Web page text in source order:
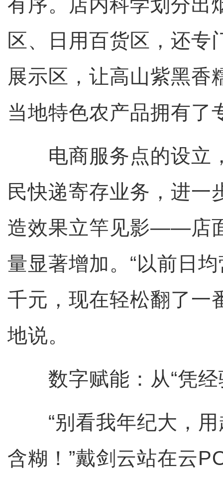
区、日用百货区，还专
展示区，让高山紫黑香
当地特色农产品拥有了
电商服务点的设立
民快递寄存业务，进一
造效果立竿见影——店
量显著增加。“以前日
千元，现在轻松翻了一
地说。
数字赋能：从“凭经
“别看我年纪大，用
含糊！”戴剑云站在云